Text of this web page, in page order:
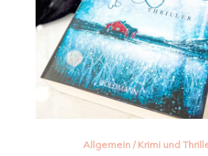
Allgemein / Krimi und